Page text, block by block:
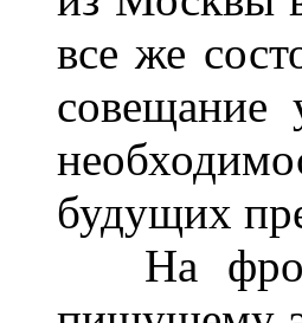
все же
совещание
будущих
На